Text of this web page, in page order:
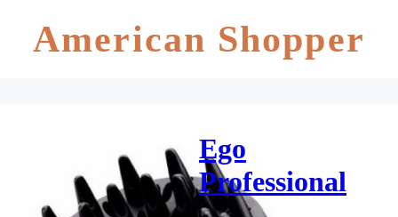
American Shopper
Ego
Professional